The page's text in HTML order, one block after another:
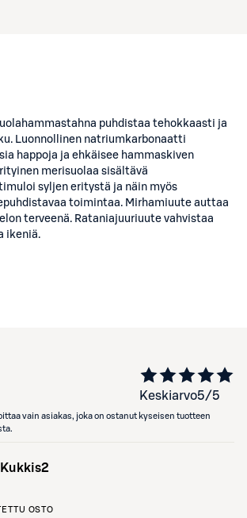
puhdistaa tehokkaasti ja
Luonnollinen natriumkarbonaatti
happoja ja ehkäisee hammaskiven
merisuolaa sisältävä
syljen eritystä ja näin myös
toimintaa. Mirhamiuute auttaa
terveenä. Rataniajuuriuute vahvistaa
ikeniä.
Keskiarvo5/5
vain asiakas, joka on ostanut kyseisen tuotteen
Kukkis2
OSTO